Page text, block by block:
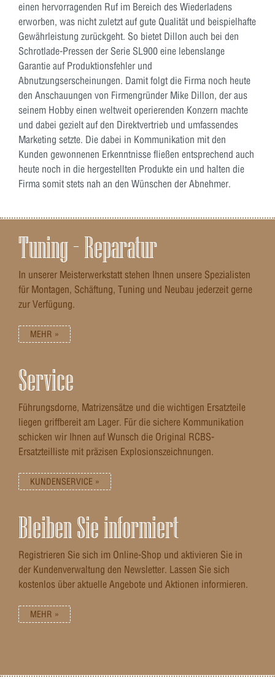
einen hervorragenden Ruf im Bereich des Wiederladens
erworben, was nicht zuletzt auf gute Qualität und beispielhafte
Gewährleistung zurückgeht. So bietet Dillon auch bei den
Schrotlade-Pressen der Serie SL900 eine lebenslange
Garantie auf Produktionsfehler und
Abnutzungserscheinungen. Damit folgt die Firma noch heute
den Anschauungen von Firmengründer Mike Dillon, der aus
seinem Hobby einen weltweit operierenden Konzern machte
und dabei gezielt auf den Direktvertrieb und umfassendes
Marketing setzte. Die dabei in Kommunikation mit den
Kunden gewonnenen Erkenntnisse fließen entsprechend auch
heute noch in die hergestellten Produkte ein und halten die
Firma somit stets nah an den Wünschen der Abnehmer.
Tuning – Reparatur
In unserer Meisterwerkstatt stehen Ihnen unsere Spezialisten
für Montagen, Schäftung, Tuning und Neubau jederzeit gerne
zur Verfügung.
MEHR »
Service
Führungsdorne, Matrizensätze und die wichtigen Ersatzteile
liegen griffbereit am Lager. Für die sichere Kommunikation
schicken wir Ihnen auf Wunsch die Original RCBS-
Ersatzteilliste mit präzisen Explosionszeichnungen.
KUNDENSERVICE »
Bleiben Sie informiert
Registrieren Sie sich im Online-Shop und aktivieren Sie in
der Kundenverwaltung den Newsletter. Lassen Sie sich
kostenlos über aktuelle Angebote und Aktionen informieren.
MEHR »